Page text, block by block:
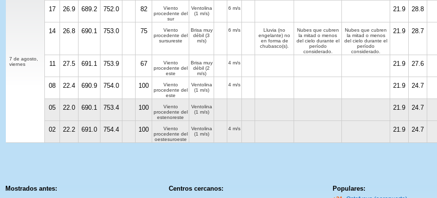
7 de agosto,
viernes
17 26.9 689.2 752.0 82
Viento
procedente del
sur
Ventolina
(1 m/s)
6 m/s 21.9 28.8
14 26.8 690.1 753.0 75
Viento
procedente del
sursureste
Brisa muy
débil (3
m/s)
6 m/s
Lluvia (no
engelante) no
en forma de
chubasco(s).
Nubes que cubren
la mitad o menos
del cielo durante el
período
considerado.
Nubes que cubren
la mitad o menos
del cielo durante el
período
considerado.
21.9 28.7
11 27.5 691.1 753.9 67
Viento
procedente del
este
Brisa muy
débil (2
m/s)
4 m/s 21.9 27.6
08 22.4 690.9 754.0 100
Viento
procedente del
este
Ventolina
(1 m/s)
4 m/s 21.9 24.7
05 22.0 690.1 753.4 100
Viento
procedente del
estenoreste
Ventolina
(1 m/s)
21.9 24.7
02 22.2 691.0 754.4 100
Viento
procedente del
oestesuroeste
Ventolina
(1 m/s)
4 m/s 21.9 24.7
Mostrados antes: Centros cercanos: Populares: